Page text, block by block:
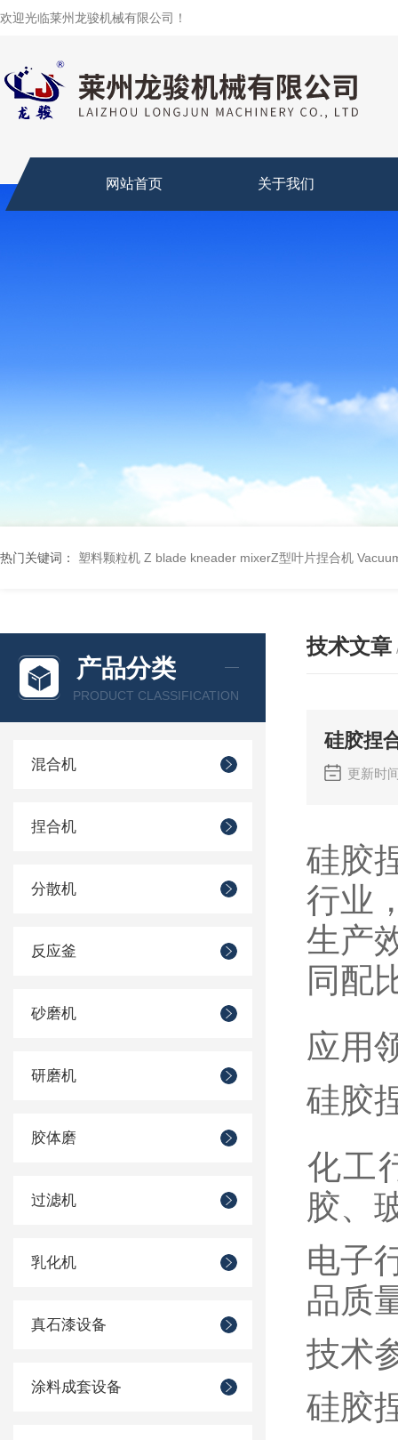
欢迎光临莱州龙骏机械有限公司！
网站首页 关于我们
热门关键词： 塑料颗粒机 Z blade kneader mixerZ型叶片捏合机
产品分类
PRODUCT CLASSIFICATION
混合机
捏合机
分散机
反应釜
砂磨机
研磨机
胶体磨
过滤机
乳化机
真石漆设备
涂料成套设备
技术文章
硅胶捏
更新时
硅胶
行业
生产
同配
应用
硅胶
化工
胶、
电子
品质
技术
硅胶